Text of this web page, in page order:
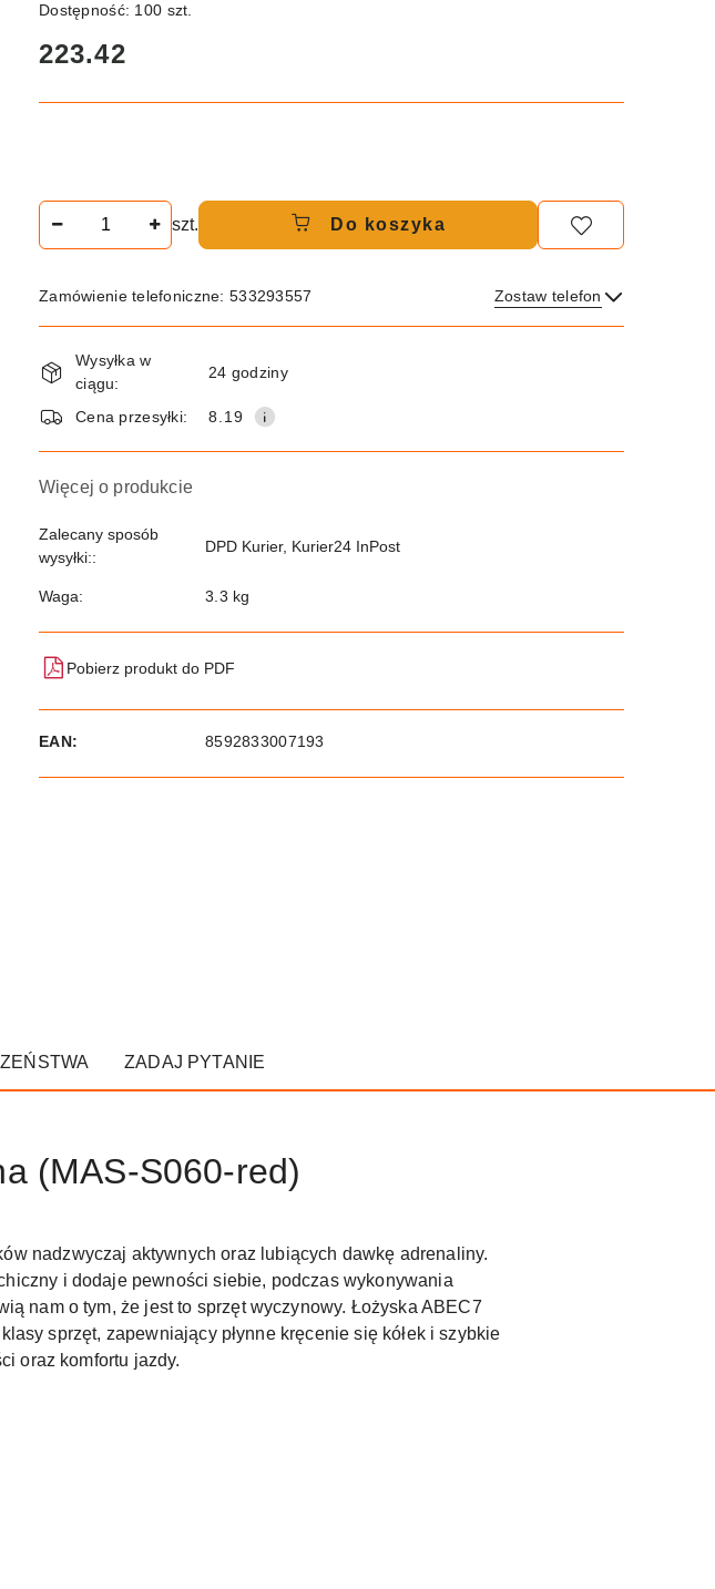
Dostępność: 100 szt.
cena:
223.42
szt. Do koszyka
Zamówienie telefoniczne: 533293557 Zostaw telefon
Wyślij
Dostępność
i
dostawa
Wysyłka w
ciągu:
24 godziny
Cena przesyłki: 8.19
Więcej o produkcie
Zalecany sposób
wysyłki::
DPD Kurier, Kurier24 InPost
Waga: 3.3 kg
Pobierz produkt do PDF
EAN: 8592833007193
ZADAJ PYTANIE
(MAS-S060-red)
nadzwyczaj aktywnych oraz lubiących dawkę adrenaliny.
i dodaje pewności siebie, podczas wykonywania
nam o tym, że jest to sprzęt wyczynowy. Łożyska ABEC7
sprzęt, zapewniający płynne kręcenie się kółek i szybkie
oraz komfortu jazdy.